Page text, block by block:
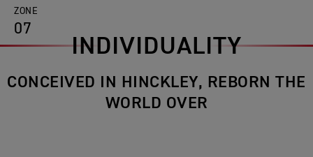
ZONE
07
INDIVIDUALITY
CONCEIVED IN HINCKLEY, REBORN THE
WORLD OVER